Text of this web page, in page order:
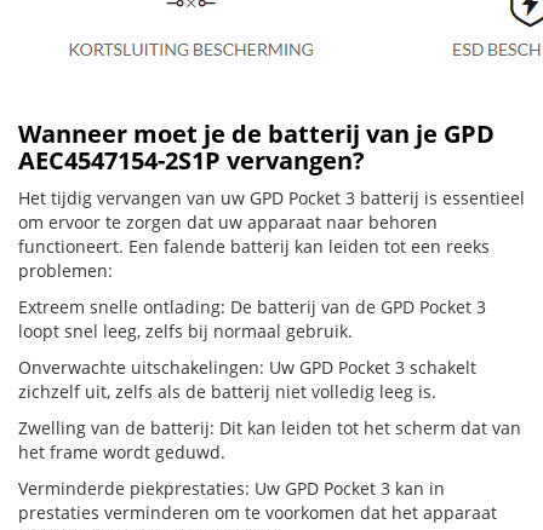
Wanneer moet je de batterij van je GPD
AEC4547154-2S1P vervangen?
Het tijdig vervangen van uw GPD Pocket 3 batterij is essentieel
om ervoor te zorgen dat uw apparaat naar behoren
functioneert. Een falende batterij kan leiden tot een reeks
problemen:
Extreem snelle ontlading: De batterij van de GPD Pocket 3
loopt snel leeg, zelfs bij normaal gebruik.
Onverwachte uitschakelingen: Uw GPD Pocket 3 schakelt
zichzelf uit, zelfs als de batterij niet volledig leeg is.
Zwelling van de batterij: Dit kan leiden tot het scherm dat van
het frame wordt geduwd.
Verminderde piekprestaties: Uw GPD Pocket 3 kan in
prestaties verminderen om te voorkomen dat het apparaat